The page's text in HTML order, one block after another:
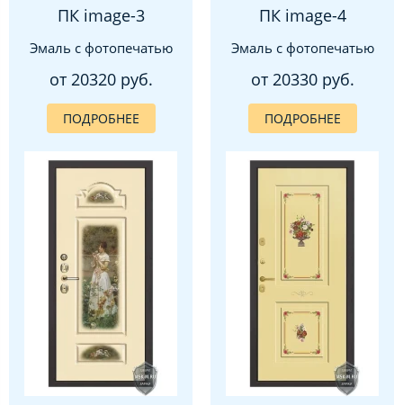
ПК image-3
Эмаль с фотопечатью
от 20320 руб.
ПОДРОБНЕЕ
ПК image-4
Эмаль с фотопечатью
от 20330 руб.
ПОДРОБНЕЕ